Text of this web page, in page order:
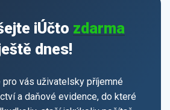
iÚčto zdarma
dnes!
vás uživatelsky příjemné
a daňové evidence, do které